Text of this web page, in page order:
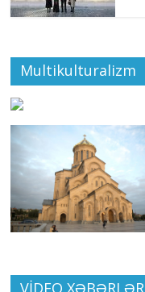
Multikulturalizm
VİDEO XƏBƏRLƏR